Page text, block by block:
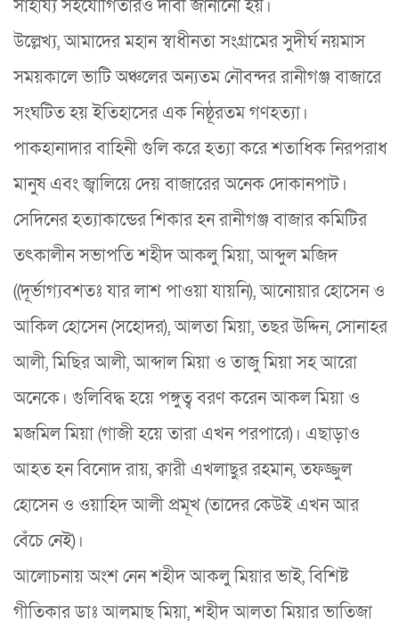
সাহায্য সহযোগিতারও দাবী জানানো হয়।
উল্লেখ্য, আমাদের মহান স্বাধীনতা সংগ্রামের সুদীর্ঘ নয়মাস
সময়কালে ভাটি অঞ্চলের অন্যতম নৌবন্দর রানীগঞ্জ বাজারে
সংঘটিত হয় ইতিহাসের এক নিষ্ঠূরতম গণহত্যা।
পাকহানাদার বাহিনী গুলি করে হত্যা করে শতাধিক নিরপরাধ
মানুষ এবং জ্বালিয়ে দেয় বাজারের অনেক দোকানপাট।
সেদিনের হত্যাকান্ডের শিকার হন রানীগঞ্জ বাজার কমিটির
তৎকালীন সভাপতি শহীদ আকলু মিয়া, আব্দুল মজিদ
((দূর্ভাগ্যবশতঃ যার লাশ পাওয়া যায়নি), আনোয়ার হোসেন ও
আকিল হোসেন (সহোদর), আলতা মিয়া, তছর উদ্দিন, সোনাহর
আলী, মিছির আলী, আব্দাল মিয়া ও তাজু মিয়া সহ আরো
অনেকে। গুলিবিদ্ধ হয়ে পঙ্গুত্ব বরণ করেন আকল মিয়া ও
মজমিল মিয়া (গাজী হয়ে তারা এখন পরপারে)। এছাড়াও
আহত হন বিনোদ রায়, ক্বারী এখলাছুর রহমান, তফজ্জুল
হোসেন ও ওয়াহিদ আলী প্রমূখ (তাদের কেউই এখন আর
বেঁচে নেই)।
আলোচনায় অংশ নেন শহীদ আকলু মিয়ার ভাই, বিশিষ্ট
গীতিকার ডাঃ আলমাছ মিয়া, শহীদ আলতা মিয়ার ভাতিজা